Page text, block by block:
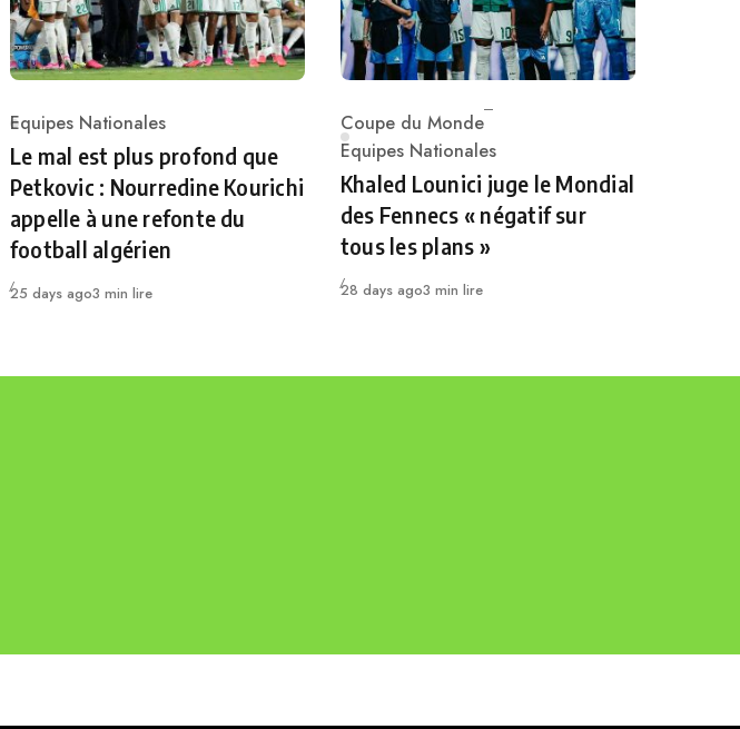
Category
Equipes Nationales
Le mal est plus profond que
Petkovic : Nourredine Kourichi
appelle à une refonte du
football algérien
Publié
25 days ago3 min lire
Category
Coupe du Monde
Equipes Nationales
Khaled Lounici juge le Mondial
des Fennecs « négatif sur
tous les plans »
Publié
28 days ago3 min lire